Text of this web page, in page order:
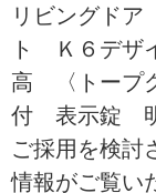
リビングド
ト Ｋ６デザ
高 〈トープ
付 表示錠 明
ご採用を検討
情報がご覧い